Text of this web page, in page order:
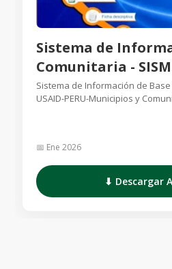
Sistema de
Comunitaria -
Sistema de Información de Base
USAID-PERU-Municipios y
📅 Ene 2026
⬇ Descargar